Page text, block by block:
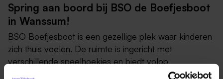
Spring aan boord bij BSO de Boefjesboot
in Wanssum!
BSO Boefjesboot is een gezellige plek waar kinderen
zich thuis voelen. De ruimte is ingericht met
verschillende speelhoekjes en biedt volop
mogelijkheden om te ontdekken en te spelen. We